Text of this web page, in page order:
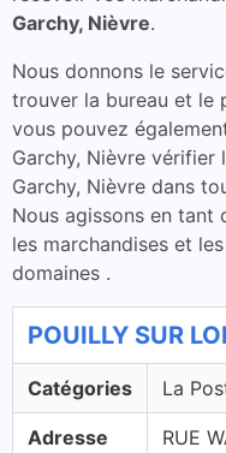
Garchy, Nièvre.
Nous donnons le
trouver la bureau et le
vous pouvez
Garchy, Nièvre
Garchy, Nièvre dans
Nous agissons en
les marchandises et
domaines .
POUILLY SUR
Catégories La
Adresse
RUE